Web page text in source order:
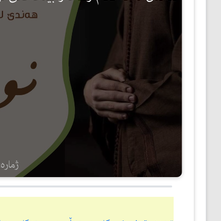
ئەدەب
بەبیرداهاتن
گشتی